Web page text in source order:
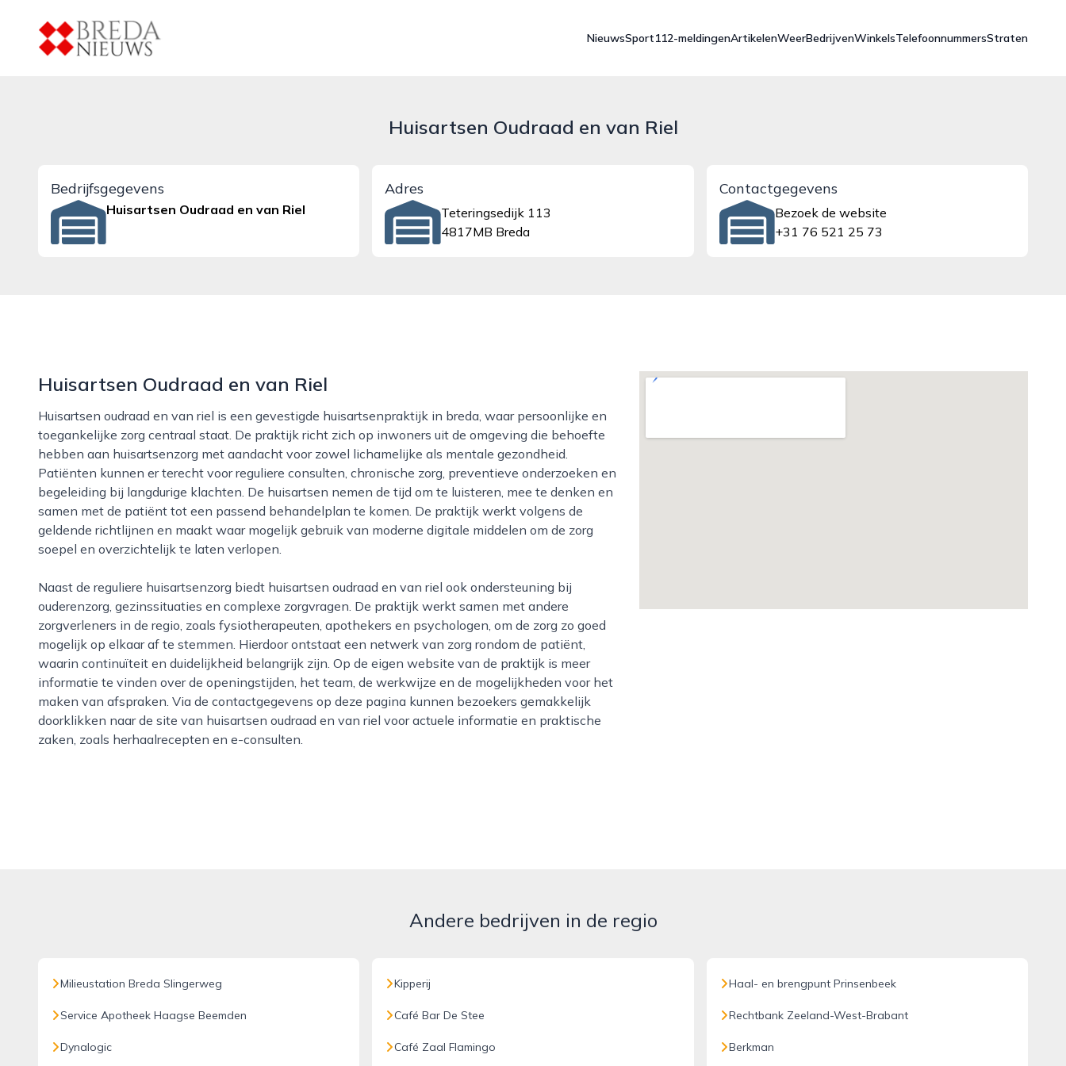
breda-nieuws.nl
NieuwsSport112-meldingenArtikelenWeerBedrijvenWinkelsTelefoonnummersStraten
Huisartsen Oudraad en van Riel
Bedrijfsgegevens
Huisartsen Oudraad en van Riel
Adres
Teteringsedijk 113
4817MB Breda
Contactgegevens
Bezoek de website
+31 76 521 25 73
Huisartsen Oudraad en van Riel
Huisartsen oudraad en van riel is een gevestigde huisartsenpraktijk in breda, waar persoonlijke en
toegankelijke zorg centraal staat. De praktijk richt zich op inwoners uit de omgeving die behoefte
hebben aan huisartsenzorg met aandacht voor zowel lichamelijke als mentale gezondheid.
Patiënten kunnen er terecht voor reguliere consulten, chronische zorg, preventieve onderzoeken en
begeleiding bij langdurige klachten. De huisartsen nemen de tijd om te luisteren, mee te denken en
samen met de patiënt tot een passend behandelplan te komen. De praktijk werkt volgens de
geldende richtlijnen en maakt waar mogelijk gebruik van moderne digitale middelen om de zorg
soepel en overzichtelijk te laten verlopen.
Naast de reguliere huisartsenzorg biedt huisartsen oudraad en van riel ook ondersteuning bij
ouderenzorg, gezinssituaties en complexe zorgvragen. De praktijk werkt samen met andere
zorgverleners in de regio, zoals fysiotherapeuten, apothekers en psychologen, om de zorg zo goed
mogelijk op elkaar af te stemmen. Hierdoor ontstaat een netwerk van zorg rondom de patiënt,
waarin continuïteit en duidelijkheid belangrijk zijn. Op de eigen website van de praktijk is meer
informatie te vinden over de openingstijden, het team, de werkwijze en de mogelijkheden voor het
maken van afspraken. Via de contactgegevens op deze pagina kunnen bezoekers gemakkelijk
doorklikken naar de site van huisartsen oudraad en van riel voor actuele informatie en praktische
zaken, zoals herhaalrecepten en e-consulten.
Andere bedrijven in de regio
Milieustation Breda Slingerweg
Service Apotheek Haagse Beemden
Dynalogic
Kipperij
Café Bar De Stee
Café Zaal Flamingo
Haal- en brengpunt Prinsenbeek
Rechtbank Zeeland-West-Brabant
Berkman